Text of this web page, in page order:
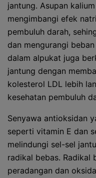
jantung. Asupan
mengimbangi efek
pembuluh darah,
dan mengurangi
dalam alpukat juga
jantung dengan
kolesterol LDL lebih
kesehatan pembuluh
Senyawa antioksidan
seperti vitamin E dan
melindungi sel-sel
radikal bebas. Radikal
peradangan dan